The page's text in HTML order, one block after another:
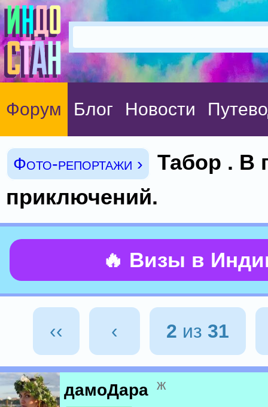
Форум Блог Новости
Фото-репортажи ›
Табор . В
приключений.
🔥 Визы в
‹‹ ‹ 2 из 31
дамоДара ж